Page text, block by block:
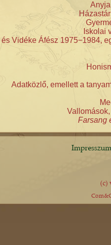
Iskolai
Vidéke Áfész 1975−1984,
Adatközlő, emellett a
Farsang
Impresszum
(c)